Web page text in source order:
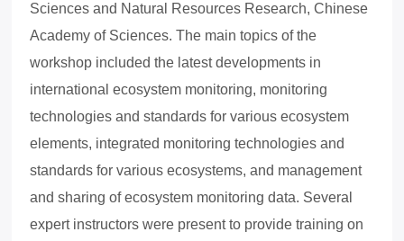
Sciences and Natural Resources Research, Chinese
Academy of Sciences. The main topics of the
workshop included the latest developments in
international ecosystem monitoring, monitoring
technologies and standards for various ecosystem
elements, integrated monitoring technologies and
standards for various ecosystems, and management
and sharing of ecosystem monitoring data. Several
expert instructors were present to provide training on